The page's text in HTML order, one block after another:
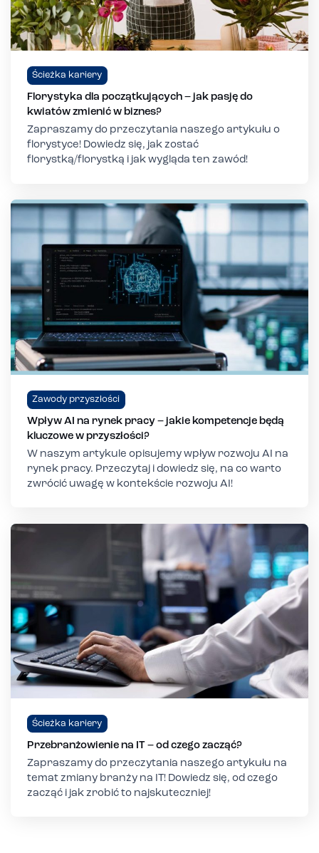
Ścieżka kariery
Florystyka dla początkujących – jak pasję do
kwiatów zmienić w biznes?
Zapraszamy do przeczytania naszego artykułu o
florystyce! Dowiedz się, jak zostać
florystką/florystką i jak wygląda ten zawód!
Zawody przyszłości
Wpływ AI na rynek pracy – jakie kompetencje będą
kluczowe w przyszłości?
W naszym artykule opisujemy wpływ rozwoju AI na
rynek pracy. Przeczytaj i dowiedz się, na co warto
zwrócić uwagę w kontekście rozwoju AI!
Ścieżka kariery
Przebranżowienie na IT – od czego zacząć?
Zapraszamy do przeczytania naszego artykułu na
temat zmiany branży na IT! Dowiedz się, od czego
zacząć i jak zrobić to najskuteczniej!